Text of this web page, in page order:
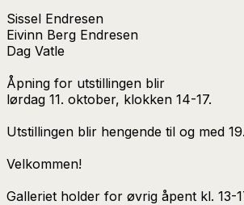
Sissel Endresen
Eivinn Berg Endresen
Dag Vatle
Åpning for utstillingen blir
lørdag 11. oktober, klokken 14-17.
Utstillingen blir hengende til og med
Velkommen!
Galleriet holder for øvrig åpent kl. 13-